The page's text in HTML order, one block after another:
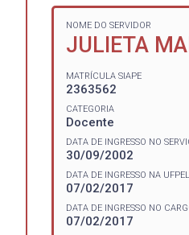
NOME DO SERVIDOR
JULIETA
MATRÍCULA SIAPE
2363562
CATEGORIA
Docente
DATA DE INGRESSO NO
30/09/2002
DATA DE INGRESSO NA UFPEL
07/02/2017
DATA DE INGRESSO NO
07/02/2017